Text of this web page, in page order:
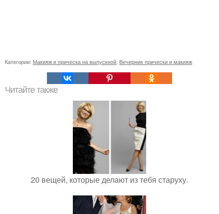
Категории: Макияж и прическа на выпускной Вечерние прически и макияж
Читайте также
20 вещей, которые делают из тебя старуху.